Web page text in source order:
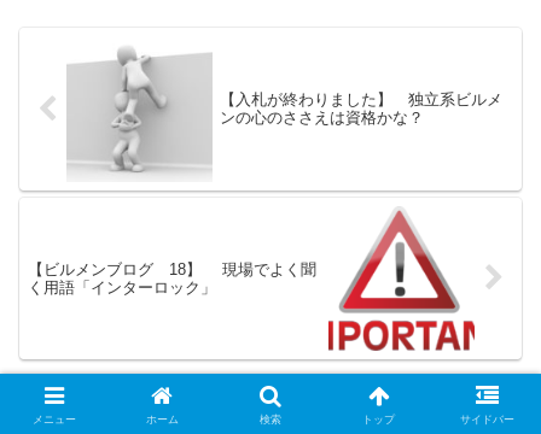
【入札が終わりました】 独立系ビルメ
ンの心のささえは資格かな？
【ビルメンブログ 18】 現場でよく聞
く用語「インターロック」
メニュー ホーム 検索 トップ サイドバー